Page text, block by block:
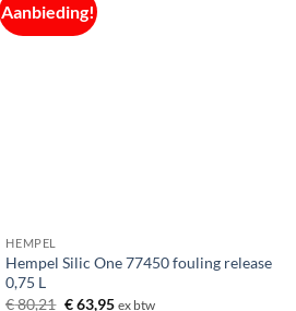
Deze
optie
Aanbieding!
HEMPEL
Hempel Silic One 77450 fouling release
0,75 L
€80,21 Oorspronkelijke
€63,95Huidige
ex btw